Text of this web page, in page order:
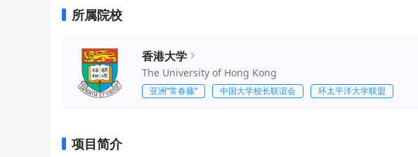
所属院校
香港大学
The University of Hong Kong
亚洲“常春藤” 中国大学校长联谊会 环太平洋大学联盟
项目简介